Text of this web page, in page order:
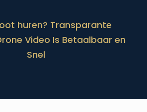
huren? Transparante
Video Is Betaalbaar en
Snel